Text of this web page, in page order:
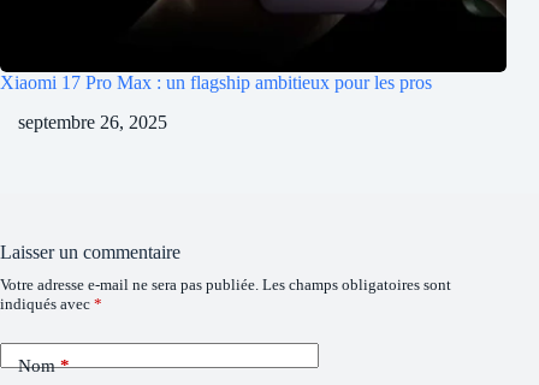
Xiaomi 17 Pro Max : un flagship ambitieux pour les pros
septembre 26, 2025
Laisser un commentaire
Votre adresse e-mail ne sera pas publiée. Les champs obligatoires sont
indiqués avec *
Nom*